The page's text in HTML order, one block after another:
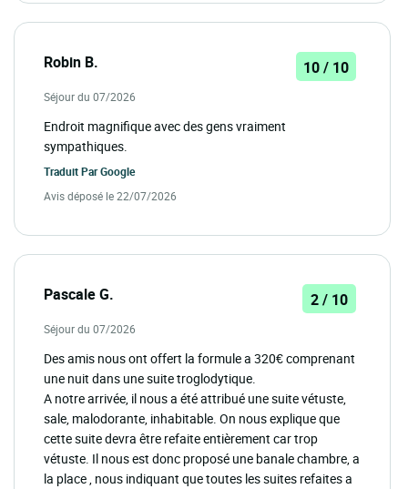
Robin B. 10 / 10
Séjour du 07/2026
Endroit magnifique avec des gens vraiment
sympathiques.
Traduit ParGoogle
Avis déposé le 22/07/2026
Pascale G. 2 / 10
Séjour du 07/2026
Des amis nous ont offert la formule a 320€ comprenant
une nuit dans une suite troglodytique.
A notre arrivée, il nous a été attribué une suite vétuste,
sale, malodorante, inhabitable. On nous explique que
cette suite devra être refaite entièrement car trop
vétuste. Il nous est donc proposé une banale chambre, a
la place , nous indiquant que toutes les suites refaites a